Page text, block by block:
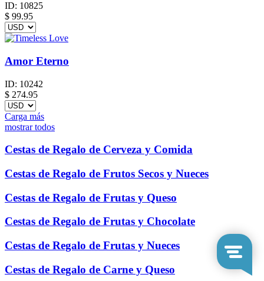
ID: 10825
$ 99.95
Amor Eterno
ID: 10242
$ 274.95
Carga más
mostrar todos
Cestas de Regalo de Cerveza y Comida
Cestas de Regalo de Frutos Secos y Nueces
Cestas de Regalo de Frutas y Queso
Cestas de Regalo de Frutas y Chocolate
Cestas de Regalo de Frutas y Nueces
Cestas de Regalo de Carne y Queso